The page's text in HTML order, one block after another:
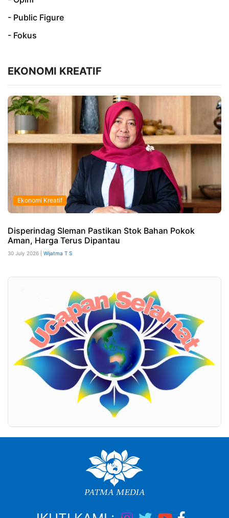
- Public Figure
- Fokus
EKONOMI KREATIF
Ekonomi Kreatif
Disperindag Sleman Pastikan Stok Bahan Pokok
Aman, Harga Terus Dipantau
30 July 2026 | Wijatma T S